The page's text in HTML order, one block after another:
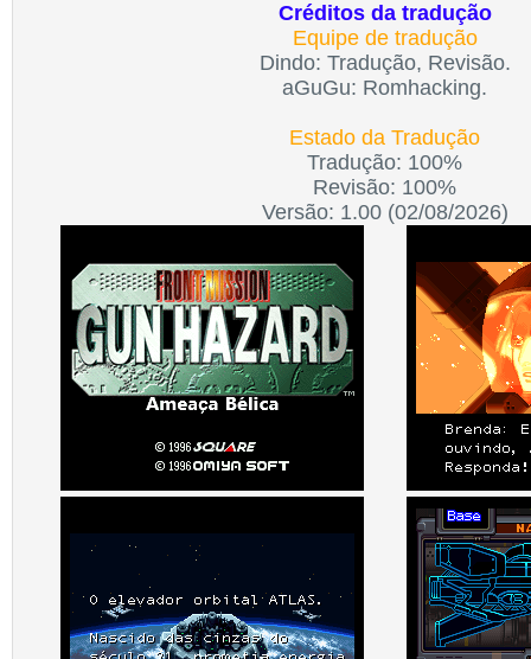
Créditos da tradução
Equipe de tradução
Dindo: Tradução, Revisão.
aGuGu: Romhacking.
Estado da Tradução
Tradução: 100%
Revisão: 100%
Versão: 1.00 (02/08/2026)